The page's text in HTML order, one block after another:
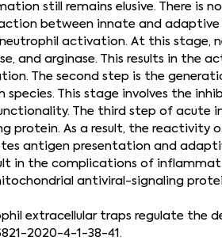
still remains elusive. There is
between innate and
activation. At this stage,
and arginase. This results in
The second step is the
This stage involves the
The third step of
As a result, the reactivity
antigen presentation and
in the complications of
antiviral-signaling
extracellular traps regulate
2020-4-1-38-41.